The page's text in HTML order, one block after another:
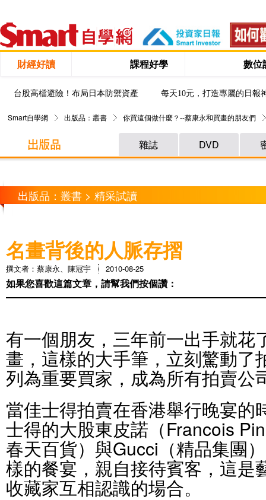
財經好讀 課程好學 數位
台股高檔避險！布局日本防禦資產 每天10元，打造專屬的日報
Smart自學網 出版品：叢書 你買這個做什麼？--蔡康永和買畫的朋友們
雜誌 DVD
出版品：叢書 > 精采試讀
名畫背後的人脈存摺
撰文者：蔡康永、陳冠宇 2010-08-25
如果您喜歡這篇文章，請幫我們按個讚：
有一個朋友，三年前一出手就花
畫，這樣的大手筆，立刻驚動了
列為重要買家，成為所有拍賣公
當佳士得拍賣在香港舉行晚宴的
士得的大股東皮諾（Francois
春天百貨）與Gucci（精品集團
樣的餐宴，親自接待賓客，這是
收藏家互相認識的場合。